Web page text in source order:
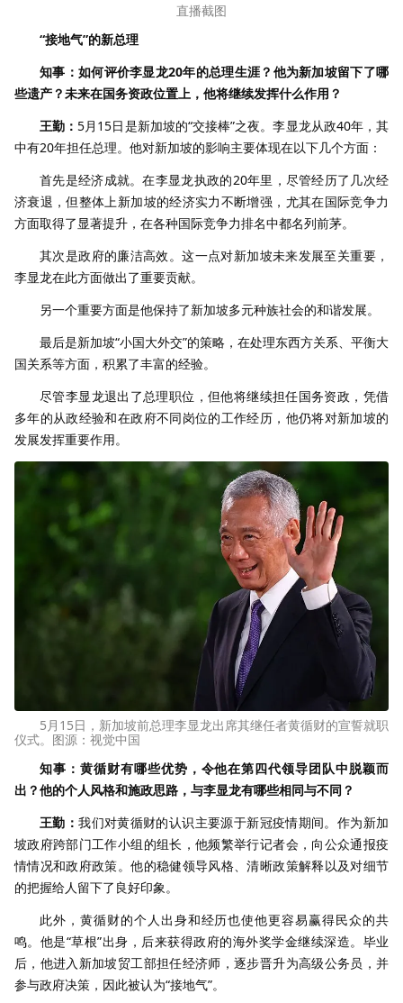
直播截图
“接地气”的新总理
知事：如何评价李显龙20年的总理生涯？他为新加坡留下了哪
些遗产？未来在国务资政位置上，他将继续发挥什么作用？
王勤：5月15日是新加坡的“交接棒”之夜。李显龙从政40年，其
中有20年担任总理。他对新加坡的影响主要体现在以下几个方面：
首先是经济成就。在李显龙执政的20年里，尽管经历了几次经
济衰退，但整体上新加坡的经济实力不断增强，尤其在国际竞争力
方面取得了显著提升，在各种国际竞争力排名中都名列前茅。
其次是政府的廉洁高效。这一点对新加坡未来发展至关重要，
李显龙在此方面做出了重要贡献。
另一个重要方面是他保持了新加坡多元种族社会的和谐发展。
最后是新加坡“小国大外交”的策略，在处理东西方关系、平衡大
国关系等方面，积累了丰富的经验。
尽管李显龙退出了总理职位，但他将继续担任国务资政，凭借
多年的从政经验和在政府不同岗位的工作经历，他仍将对新加坡的
发展发挥重要作用。
5月15日，新加坡前总理李显龙出席其继任者黄循财的宣誓就职
仪式。图源：视觉中国
知事：黄循财有哪些优势，令他在第四代领导团队中脱颖而
出？他的个人风格和施政思路，与李显龙有哪些相同与不同？
王勤：我们对黄循财的认识主要源于新冠疫情期间。作为新加
坡政府跨部门工作小组的组长，他频繁举行记者会，向公众通报疫
情情况和政府政策。他的稳健领导风格、清晰政策解释以及对细节
的把握给人留下了良好印象。
此外，黄循财的个人出身和经历也使他更容易赢得民众的共
鸣。他是“草根”出身，后来获得政府的海外奖学金继续深造。毕业
后，他进入新加坡贸工部担任经济师，逐步晋升为高级公务员，并
参与政府决策，因此被认为“接地气”。